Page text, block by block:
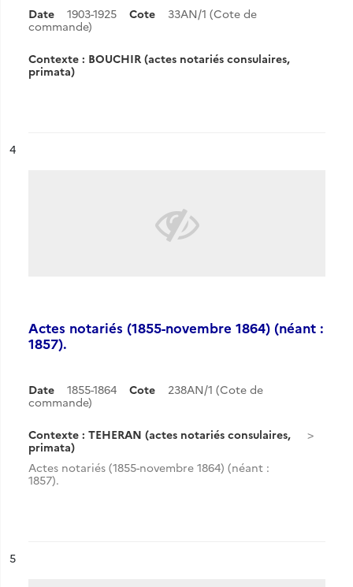
Date 1903-1925 Cote
33AN/1 (Cote de
commande)
Contexte : BOUCHIR (actes notariés consulaires,
primata)
n°
4
Actes notariés (1855-novembre 1864) (néant :
1857).
Date 1855-1864 Cote
238AN/1 (Cote de
commande)
Contexte : TEHERAN (actes notariés consulaires,
primata)
Actes notariés (1855-novembre 1864) (néant :
1857).
n°
5